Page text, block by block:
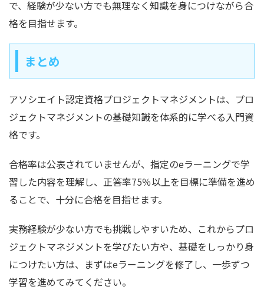
で、経験が少ない方でも無理なく知識を身につけながら合
格を目指せます。
まとめ
アソシエイト認定資格プロジェクトマネジメントは、プロ
ジェクトマネジメントの基礎知識を体系的に学べる入門資
格です。
合格率は公表されていませんが、指定のeラーニングで学
習した内容を理解し、正答率75％以上を目標に準備を進め
ることで、十分に合格を目指せます。
実務経験が少ない方でも挑戦しやすいため、これからプロ
ジェクトマネジメントを学びたい方や、基礎をしっかり身
につけたい方は、まずはeラーニングを修了し、一歩ずつ
学習を進めてみてください。